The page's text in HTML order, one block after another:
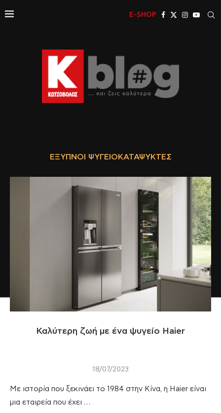
E-SHOP
ΈΞΥΠΝΟΙ ΨΥΓΕΙΟΚΑΤΑΨΎΚΤΕΣ
Καλύτερη ζωή με ένα ψυγείο Haier
18/07/2023
Με ιστορία που ξεκινάει το 1984 στην Κίνα, η Haier είναι
μια εταιρεία που έχει …